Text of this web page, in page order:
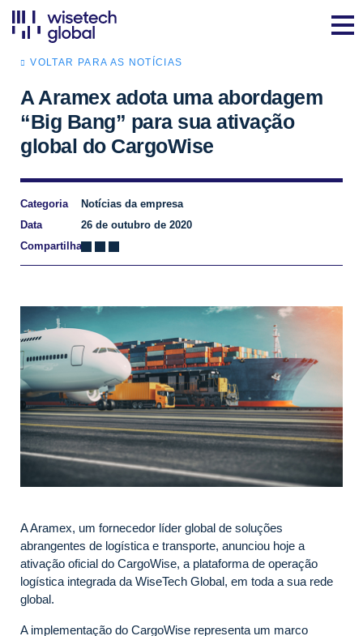
VOLTAR PARA AS NOTÍCIAS
A Aramex adota uma abordagem
“Big Bang” para sua ativação
global do CargoWise
Categoria
Notícias da empresa
Data
26 de outubro de 2020
Compartilhar
A Aramex, um fornecedor líder global de soluções
abrangentes de logística e transporte, anunciou hoje a
ativação oficial do CargoWise, a plataforma de operação
logística integrada da WiseTech Global, em toda a sua rede
global.
A implementação do CargoWise representa um marco